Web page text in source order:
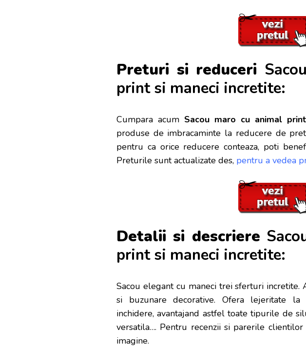
Preturi si reduceri
print si maneci incretite:
Cumpara acum Sacou maro cu animal
produse de imbracaminte la reducere de
pentru ca orice reducere conteaza, poti
Preturile sunt actualizate des, pentru a vedea
Detalii si descriere
print si maneci incretite:
Sacou elegant cu maneci trei sferturi incretite.
si buzunare decorative. Ofera lejeritate
inchidere, avantajand astfel toate tipurile de
versatila…. Pentru recenzii si parerile
imagine.